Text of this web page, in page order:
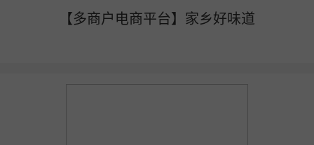
【多商户电商平台】家乡好味道